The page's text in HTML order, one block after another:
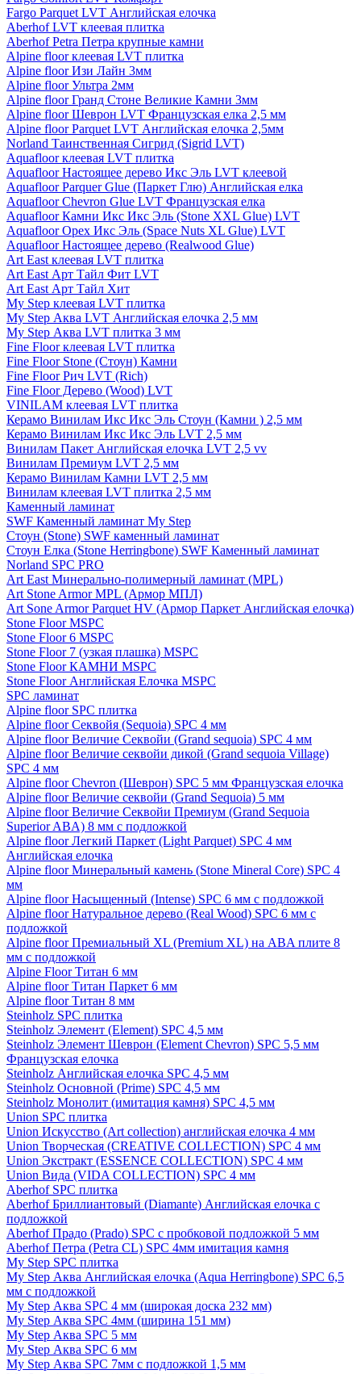
Fargo Parquet LVT Английская елочка
Aberhof LVT клеевая плитка
Aberhof Petra Петра крупные камни
Alpine floor клеевая LVT плитка
Alpine floor Изи Лайн 3мм
Alpine floor Ультра 2мм
Alpine floor Гранд Стоне Великие Камни 3мм
Alpine floor Шеврон LVT Французская елка 2,5 мм
Alpine floor Parquet LVT Английская елочка 2,5мм
Norland Таинственная Сигрид (Sigrid LVT)
Aquafloor клеевая LVT плитка
Aquafloor Настоящее дерево Икс Эль LVT клеевой
Aquafloor Parquer Glue (Паркет Глю) Английская елка
Aquafloor Chevron Glue LVT Французская елка
Aquafloor Камни Икс Икс Эль (Stone XXL Glue) LVT
Aquafloor Орех Икс Эль (Space Nuts XL Glue) LVT
Aquafloor Настоящее дерево (Realwood Glue)
Art East клеевая LVT плитка
Art East Арт Тайл Фит LVT
Art East Арт Тайл Хит
My Step клеевая LVT плитка
My Step Аква LVT Английская елочка 2,5 мм
My Step Аква LVT плитка 3 мм
Fine Floor клеевая LVT плитка
Fine Floor Stone (Стоун) Камни
Fine Floor Рич LVT (Rich)
Fine Floor Дерево (Wood) LVT
VINILAM клеевая LVT плитка
Керамо Винилам Икс Икс Эль Стоун (Камни ) 2,5 мм
Керамо Винилам Икс Икс Эль LVT 2,5 мм
Винилам Пакет Английская елочка LVT 2,5 vv
Винилам Премиум LVT 2,5 мм
Керамо Винилам Камни LVT 2,5 мм
Винилам клеевая LVT плитка 2,5 мм
Каменный ламинат
SWF Каменный ламинат My Step
Стоун (Stone) SWF каменный ламинат
Стоун Елка (Stone Herringbone) SWF Каменный ламинат
Norland SPC PRO
Art East Минерально-полимерный ламинат (MPL)
Art Stone Armor MPL (Армор МПЛ)
Art Sone Armor Parquet HV (Армор Паркет Английская елочка)
Stone Floor MSPC
Stone Floor 6 MSPC
Stone Floor 7 (узкая плашка) MSPC
Stone Floor КАМНИ MSPC
Stone Floor Английская Елочка MSPC
SPC ламинат
Alpine floor SPC плитка
Alpine floor Секвойя (Sequoia) SPC 4 мм
Alpine floor Величие Секвойи (Grand sequoia) SPC 4 мм
Alpine floor Величие секвойи дикой (Grand sequoia Village)
SPC 4 мм
Alpine floor Chevron (Шеврон) SPC 5 мм Французская елочка
Alpine floor Величие секвойи (Grand Sequoia) 5 мм
Alpine floor Величие Секвойи Премиум (Grand Sequoia
Superior ABA) 8 мм с подложкой
Alpine floor Легкий Паркет (Light Parquet) SPC 4 мм
Английская елочка
Alpine floor Минеральный камень (Stone Mineral Core) SPC 4
мм
Alpine floor Насыщенный (Intense) SPC 6 мм с подложкой
Alpine floor Натуральное дерево (Real Wood) SPC 6 мм с
подложкой
Alpine floor Премиальный XL (Premium XL) на ABA плите 8
мм с подложкой
Alpine Floor Титан 6 мм
Alpine floor Титан Паркет 6 мм
Alpine floor Титан 8 мм
Steinholz SPC плитка
Steinholz Элемент (Element) SPC 4,5 мм
Steinholz Элемент Шеврон (Element Chevron) SPC 5,5 мм
Французская елочка
Steinholz Английская елочка SPC 4,5 мм
Steinholz Основной (Prime) SPC 4,5 мм
Steinholz Монолит (имитация камня) SPC 4,5 мм
Union SPC плитка
Union Искусство (Art collection) английская елочка 4 мм
Union Творческая (CREATIVE COLLECTION) SPC 4 мм
Union Экстракт (ESSENCE COLLECTION) SPC 4 мм
Union Вида (VIDA COLLECTION) SPC 4 мм
Aberhof SPC плитка
Aberhof Бриллиантовый (Diamante) Английская елочка с
подложкой
Aberhof Прадо (Prado) SPC с пробковой подложкой 5 мм
Aberhof Петра (Petra CL) SPC 4мм имитация камня
My Step SPC плитка
My Step Аква Английская елочка (Aqua Herringbone) SPC 6,5
мм с подложкой
My Step Аква SPC 4 мм (широкая доска 232 мм)
My Step Аква SPC 4мм (ширина 151 мм)
My Step Аква SPC 5 мм
My Step Аква SPC 6 мм
My Step Аква SPC 7мм c подложкой 1,5 мм